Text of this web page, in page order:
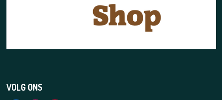
VOLG ONS